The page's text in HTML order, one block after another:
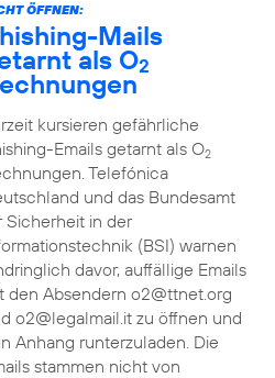
ÖFFNEN:
Mails
als O2
kursieren gefährliche
Emails getarnt als O2
Telefónica
und das Bundesamt
Sicherheit in der
(BSI) warnen
davor, auffällige Emails
den Absendern o2@ttnet.org
o2@legalmail.it zu öffnen und
Anhang runterzuladen. Die
stammen nicht von